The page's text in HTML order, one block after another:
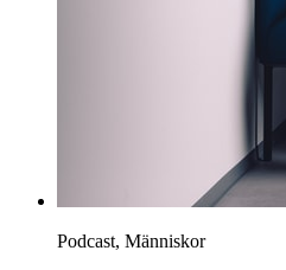
Podcast, Människor